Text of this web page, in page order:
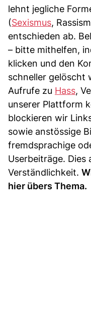
lehnt jegliche
(Sexismus,
entschieden ab.
– bitte mithelfen,
klicken und den
schneller gelöscht
Aufrufe zu Hass,
unserer Plattform
blockieren wir
sowie anstössige
fremdsprachige
Userbeiträge. Dies
Verständlichkeit.
hier übers Thema.